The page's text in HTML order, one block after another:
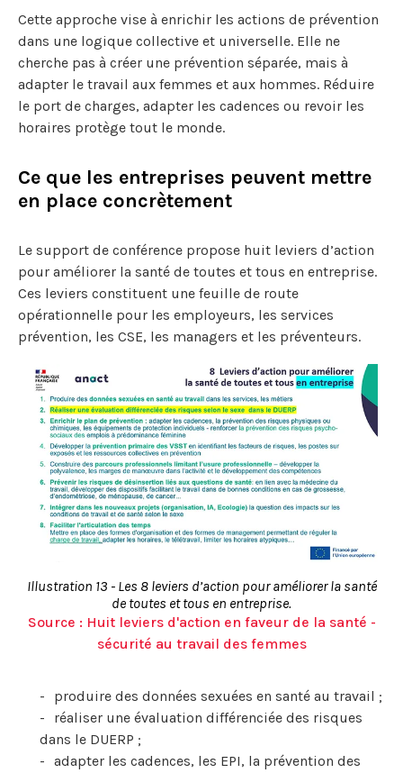
Cette approche vise à enrichir les actions de prévention
dans une logique collective et universelle. Elle ne
cherche pas à créer une prévention séparée, mais à
adapter le travail aux femmes et aux hommes. Réduire
le port de charges, adapter les cadences ou revoir les
horaires protège tout le monde.
Ce que les entreprises peuvent mettre
en place concrètement
Le support de conférence propose huit leviers d’action
pour améliorer la santé de toutes et tous en entreprise.
Ces leviers constituent une feuille de route
opérationnelle pour les employeurs, les services
prévention, les CSE, les managers et les préventeurs.
Illustration 13 - Les 8 leviers d’action pour améliorer la santé
de toutes et tous en entreprise.
Source : Huit leviers d'action en faveur de la santé -
sécurité au travail des femmes
produire des données sexuées en santé au travail ;
réaliser une évaluation différenciée des risques
dans le DUERP ;
adapter les cadences, les EPI, la prévention des